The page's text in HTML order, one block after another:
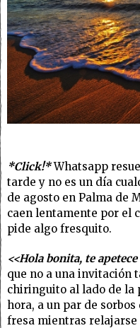
*Click!*Whatsapp
tarde y no es un día
de agosto en Palma de
caen lentamente por el
pide algo fresquito.
<<Hola bonita, te
que no a una invitación
chiringuito al lado de la
hora, a un par de
fresa mientras relajarse